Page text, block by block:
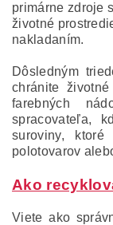
primárne zdroje
životné
nakladaním.
Dôsledným
chránite
farebných
spracovateľa,
suroviny,
polotovarov
Ako
Viete ako